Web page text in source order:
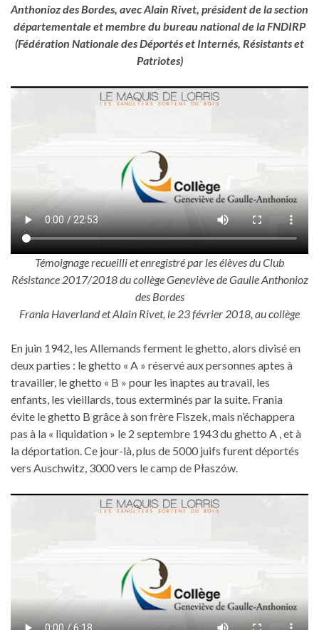
Anthonioz des Bordes, avec Alain Rivet, président de la section
départementale et membre du bureau national de la FNDIRP
(Fédération Nationale des Déportés et Internés, Résistants et
Patriotes)
Témoignage recueilli et enregistré par les élèves du Club
Résistance 2017/2018 du collège Geneviève de Gaulle Anthonioz
des Bordes
Frania Haverland et Alain Rivet, le 23 février 2018, au collège
En juin 1942, les Allemands ferment le ghetto, alors divisé en
deux parties : le ghetto « A » réservé aux personnes aptes à
travailler, le ghetto « B » pour les inaptes au travail, les
enfants, les vieillards, tous exterminés par la suite. Frania
évite le ghetto B grâce à son frère Fiszek, mais n’échappera
pas à la « liquidation » le 2 septembre 1943 du ghetto A , et à
la déportation. Ce jour-là, plus de 5000 juifs furent déportés
vers Auschwitz, 3000 vers le camp de Płaszów.